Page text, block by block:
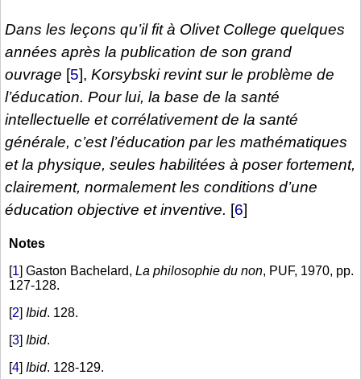
Dans les leçons qu’il fit à Olivet College quelques
années après la publication de son grand
ouvrage [5], Korsybski revint sur le problème de
l’éducation. Pour lui, la base de la santé
intellectuelle et corrélativement de la santé
générale, c’est l’éducation par les mathématiques
et la physique, seules habilitées à poser fortement,
clairement, normalement les conditions d’une
éducation objective et inventive. [6]
Notes
[1] Gaston Bachelard, La philosophie du non, PUF, 1970, pp.
127-128.
[2] Ibid. 128.
[3] Ibid.
[4] Ibid. 128-129.